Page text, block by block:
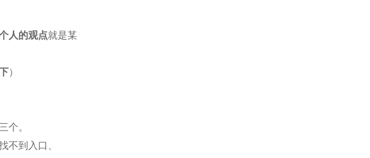
人的观点就是某
）
个。
不到入口、